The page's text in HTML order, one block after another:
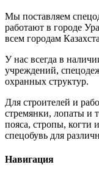
Мы поставляем
работают в городе
всем городам
У нас всегда в
учреждений,
охранных структур.
Для строителей и
стремянки, лопаты и
пояса, стропы, когти
спецобувь для
Навигация